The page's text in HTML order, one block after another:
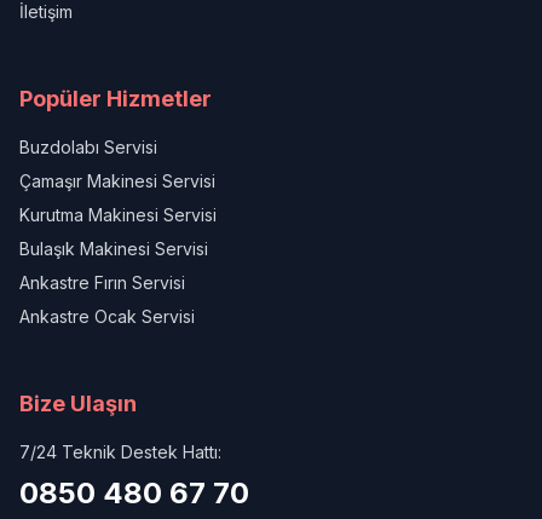
İletişim
Popüler Hizmetler
Buzdolabı Servisi
Çamaşır Makinesi Servisi
Kurutma Makinesi Servisi
Bulaşık Makinesi Servisi
Ankastre Fırın Servisi
Ankastre Ocak Servisi
Bize Ulaşın
7/24 Teknik Destek Hattı:
0850 480 67 70